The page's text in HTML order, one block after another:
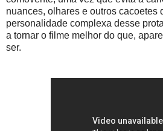
nuances, olhares e outros cacoetes
personalidade complexa desse
a tornar o filme melhor do que,
ser.